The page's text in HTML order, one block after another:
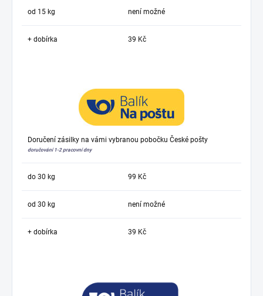
od 15 kg není možné
+ dobírka 39 Kč
Doručení zásilky na vámi vybranou pobočku České pošty
doručování 1-2 pracovní dny
do 30 kg 99 Kč
od 30 kg není možné
+ dobírka 39 Kč